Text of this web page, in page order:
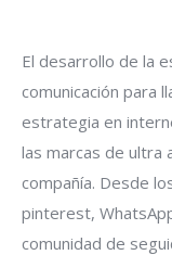
El desarrollo de la
comunicación para
estrategia en
las marcas de ultra
compañía. Desde
pinterest,
comunidad de